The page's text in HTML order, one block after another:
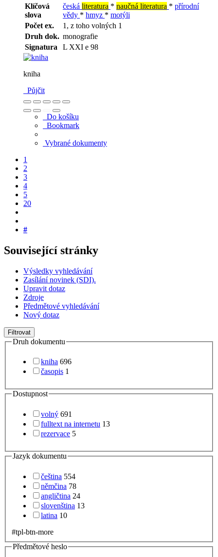
Klíčová
slova
česká literatura * naučná literatura * přírodní
vědy * hmyz * motýli
Počet ex.
1, z toho volných 1
Druh dok. monografie
Signatura
L XXI e 98
kniha
Půjčit
Do košíku
Bookmark
Vybrané dokumenty
1
2
3
4
5
20
#
Související stránky
Výsledky vyhledávání
Zasílání novinek (SDI).
Upravit dotaz
Zdroje
Předmětové vyhledávání
Nový dotaz
Filtrovat
Druh dokumentu
kniha 696
časopis 1
Dostupnost
volný 691
fulltext na internetu 13
rezervace 5
Jazyk dokumentu
čeština 554
němčina 78
angličtina 24
slovenština 13
latina 10
#tpl-btn-more
Předmětové heslo